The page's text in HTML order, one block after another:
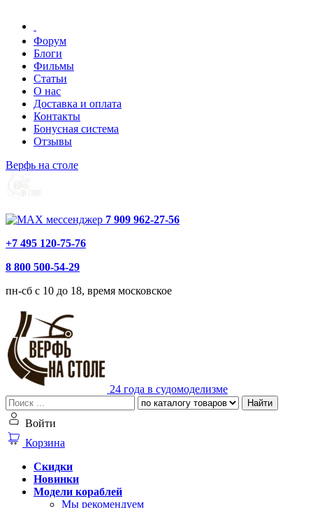
Форум
Блоги
Фильмы
Статьи
О нас
Доставка и оплата
Контакты
Бонусная система
Отзывы
Верфь на столе
7 909 962-27-56
+7 495 120-75-76
8 800 500-54-29
пн-сб с 10 до 18, время московское
24 года в судомоделизме
Найти
Войти
Корзина
Скидки
Новинки
Модели кораблей
Мы рекомендуем